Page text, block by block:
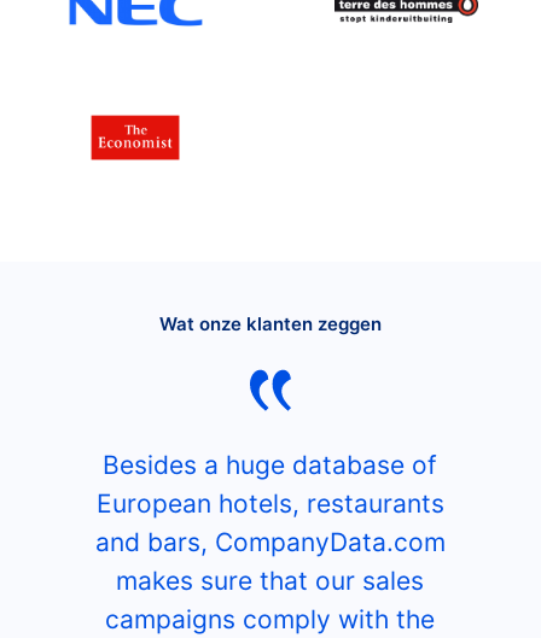
Wat onze klanten zeggen
Besides a huge database of
European hotels, restaurants
and bars, CompanyData.com
makes sure that our sales
campaigns comply with the